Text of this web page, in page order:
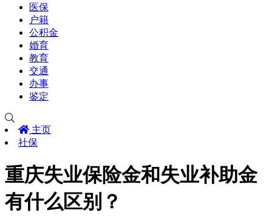
医保
户籍
公积金
婚育
教育
交通
办事
鉴定
主页
社保
重庆失业保险金和失业补助金
有什么区别？